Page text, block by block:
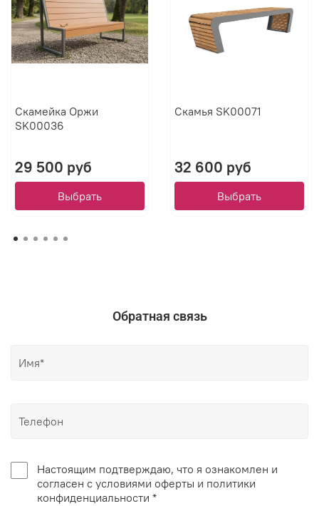
Скамейка Оржи
SK00036
29 500 руб
Выбрать
Скамья SK00071
32 600 руб
Выбрать
Обратная связь
Настоящим подтверждаю, что я ознакомлен и
согласен с условиями оферты и политики
конфиденциальности *